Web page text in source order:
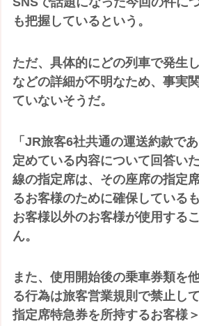
も把握しているという。
ただ、具体的にどの列車で発生
などの詳細が不明なため、事実
ていないそうだ。
「JR旅客6社共通の運送約款で
定めている内容について回答い
線の指定席は、その座席の指定
るお客様のために確保している
お客様以外のお客様が使用する
ん。
また、使用開始後の乗車券類を
る行為は旅客営業規則で禁止し
指定席特急券を所持するお客様